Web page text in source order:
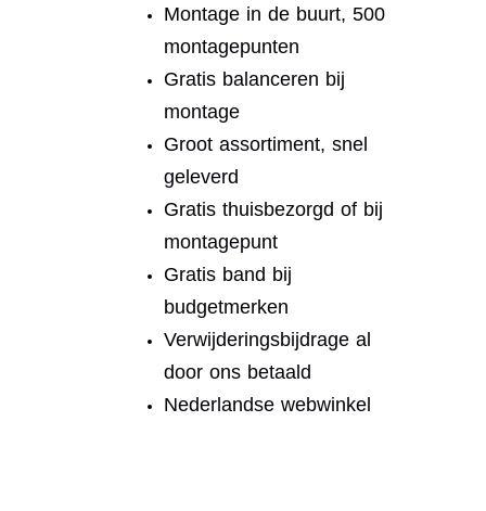
Montage in de buurt, 500
montagepunten
Gratis balanceren bij
montage
Groot assortiment, snel
geleverd
Gratis thuisbezorgd of bij
montagepunt
Gratis band bij
budgetmerken
Verwijderingsbijdrage al
door ons betaald
Nederlandse webwinkel